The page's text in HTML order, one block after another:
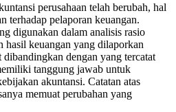
perusahaan telah berubah, hal
terhadap pelaporan keuangan.
digunakan dalam analisis rasio
hasil keuangan yang dilaporkan
dibandingkan dengan yang tercatat
tanggung jawab untuk
akuntansi. Catatan atas
memuat perubahan yang